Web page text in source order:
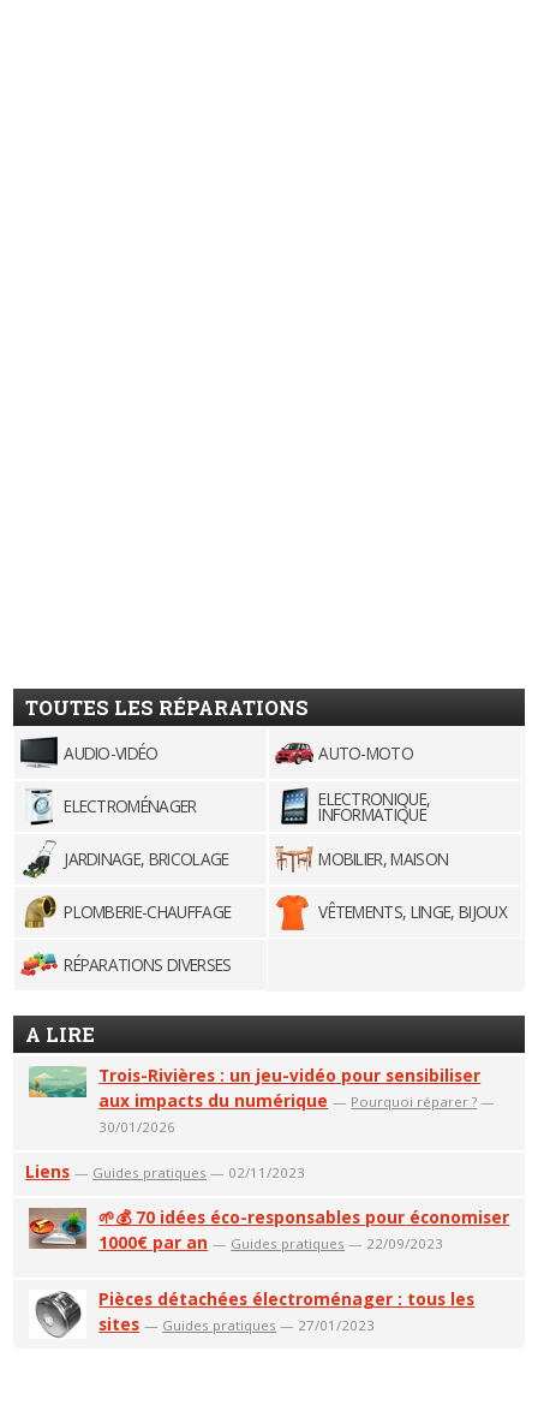
TOUTES LES RÉPARATIONS
AUDIO-VIDÉO AUTO-MOTO
ELECTROMÉNAGER ELECTRONIQUE,
INFORMATIQUE
JARDINAGE, BRICOLAGE
MOBILIER, MAISON
PLOMBERIE-CHAUFFAGE VÊTEMENTS, LINGE, BIJOUX
RÉPARATIONS DIVERSES
A LIRE
Trois-Rivières : un jeu-vidéo pour sensibiliser
aux impacts du numérique — Pourquoi réparer ? —
30/01/2026
Liens — Guides pratiques — 02/11/2023
🌱💰 70 idées éco-responsables pour économiser
1000€ par an — Guides pratiques — 22/09/2023
Pièces détachées électroménager : tous les
sites — Guides pratiques — 27/01/2023